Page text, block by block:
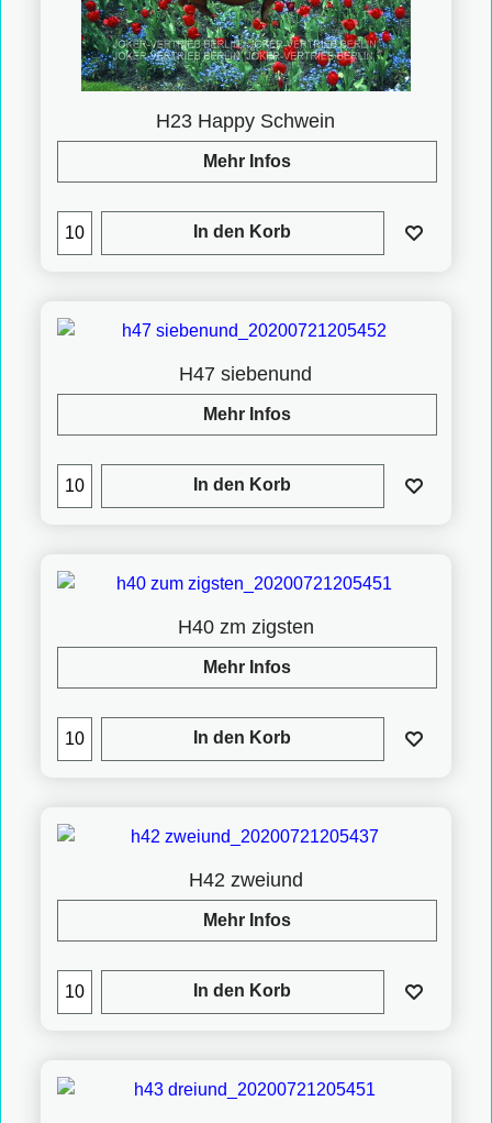
H23 Happy Schwein
Mehr Infos
In den Korb
H47 siebenund
Mehr Infos
In den Korb
H40 zm zigsten
Mehr Infos
In den Korb
H42 zweiund
Mehr Infos
In den Korb